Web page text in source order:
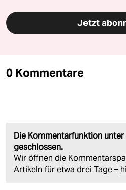
Jetzt
0 Kommentare
Die Kommentarfunktion
geschlossen.
Wir öffnen die
Artikeln für etwa drei Tage –